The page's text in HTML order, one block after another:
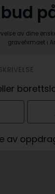
av dine
gravefirmaet i
av